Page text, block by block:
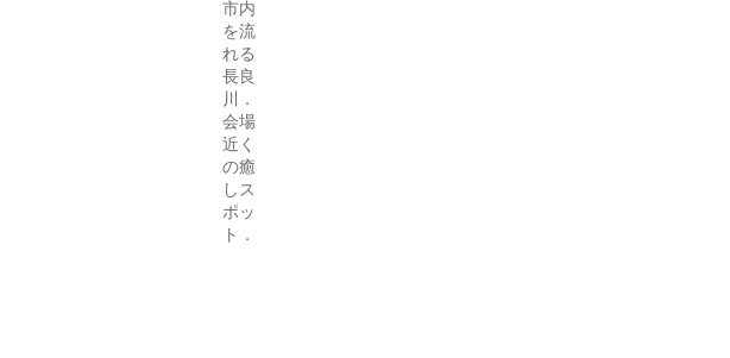
市内
を流
れる
長良
川．
会場
近く
の癒
しス
ポッ
ト．